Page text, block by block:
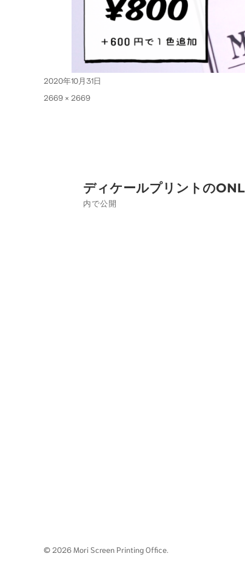
投
2020年10月31日
フ
2669 × 2669
稿
ディケールプリントの
内で公開
© 2026 Mori Screen Printing Office.